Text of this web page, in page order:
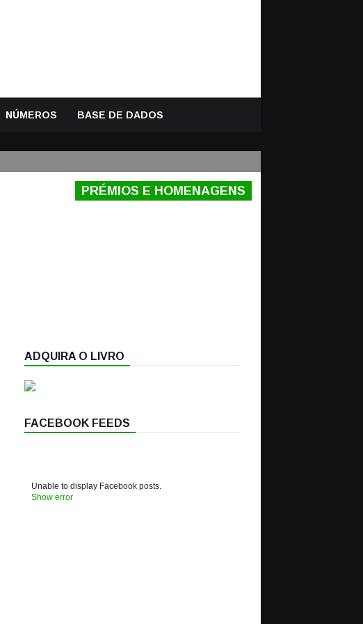
NÚMEROS BASE DE DADOS
PRÉMIOS E HOMENAGENS
ADQUIRA O LIVRO
FACEBOOK FEEDS
Unable to display Facebook posts.
Show error